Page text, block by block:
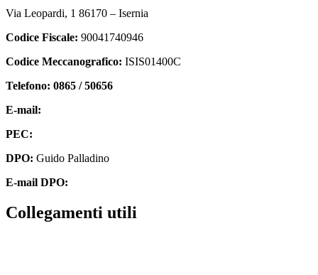
Via Leopardi, 1 86170 – Isernia
Codice Fiscale: 90041740946
Codice Meccanografico: ISIS01400C
Telefono: 0865 / 50656
E-mail:
PEC:
DPO: Guido Palladino
E-mail DPO:
collegamenti utili